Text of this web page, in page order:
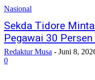
Nasional
Sekda Tidore
Pegawai 30 Persen
Redaktur Musa - Juni 8,
0